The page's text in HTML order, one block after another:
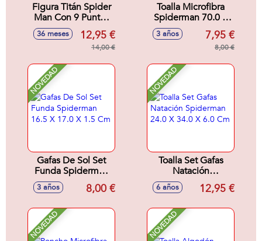
Figura Titán Spider
Man Con 9 Puntos
de Articulacion. 30
cm
36 meses 12,95 €
14,00 €
Toalla Microfibra
Spiderman 70.0 X
140.0 X 1.0 Cm
3 años 7,95 €
8,00 €
NOVEDAD
Gafas De Sol Set
Funda Spiderman
16.5 X 17.0 X 1.5
3 años 8,00 €
NOVEDAD
Toalla Set Gafas
Natación
Spiderman 24.0 X
34.0 X 6.0 Cm
6 años 12,95 €
NOVEDAD NOVEDAD